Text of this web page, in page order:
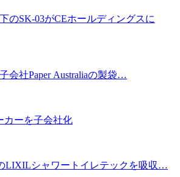
のSK-03がCEホールディングスに
会社Paper Australiaの製袋…
カーを子会社化
LIXILシャワートイレテックを吸収…